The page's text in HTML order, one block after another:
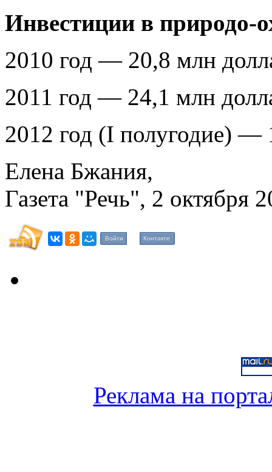
Инвестиции в природо-
2010 год — 20,8 млн
2011 год — 24,1 млн
2012 год (I полугодие) —
Елена Бжания,
Газета "Речь", 2 октября
Войти Контакте
Реклама на